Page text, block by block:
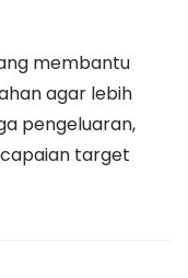
membantu
agar lebih
pengeluaran,
target